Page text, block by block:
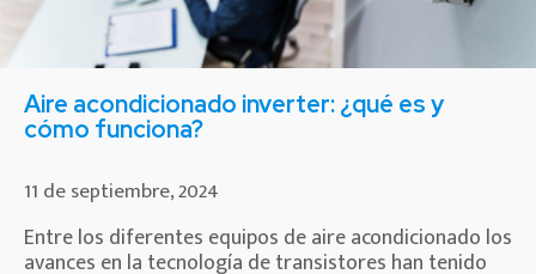
Aire acondicionado inverter: ¿qué es y
cómo funciona?
11 de septiembre, 2024
Entre los diferentes equipos de aire acondicionado los
avances en la tecnología de transistores han tenido